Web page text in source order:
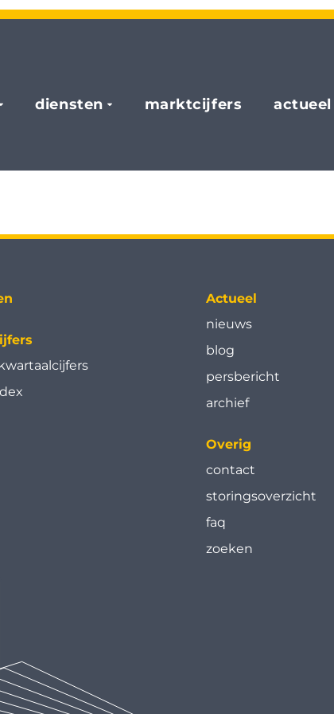
diensten marktcijfers actueel
Actueel
nieuws
blog
persbericht
archief
Overig
contact
storingsoverzicht
faq
zoeken